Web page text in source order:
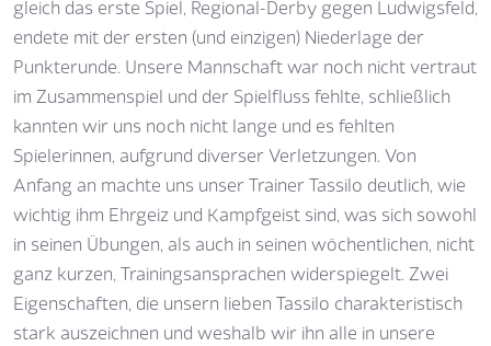
gleich das erste Spiel, Regional-Derby gegen Ludwigsfeld,
endete mit der ersten (und einzigen) Niederlage der
Punkterunde. Unsere Mannschaft war noch nicht vertraut
im Zusammenspiel und der Spielfluss fehlte, schließlich
kannten wir uns noch nicht lange und es fehlten
Spielerinnen, aufgrund diverser Verletzungen. Von
Anfang an machte uns unser Trainer Tassilo deutlich, wie
wichtig ihm Ehrgeiz und Kampfgeist sind, was sich sowohl
in seinen Übungen, als auch in seinen wöchentlichen, nicht
ganz kurzen, Trainingsansprachen widerspiegelt. Zwei
Eigenschaften, die unsern lieben Tassilo charakteristisch
stark auszeichnen und weshalb wir ihn alle in unsere